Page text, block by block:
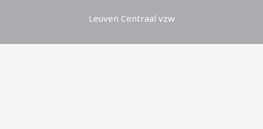
Leuven Centraal vzw